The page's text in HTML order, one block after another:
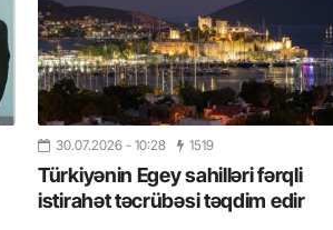
30.07.2026 - 10:28 1519
Türkiyənin Egey sahilləri fərqli
istirahət təcrübəsi təqdim edir